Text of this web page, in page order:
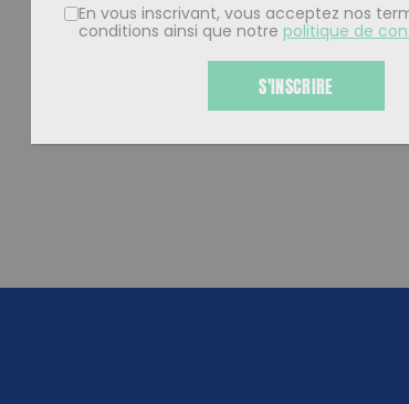
En vous inscrivant, vous acceptez nos
conditions ainsi que notre politique de
S'INSCRIRE